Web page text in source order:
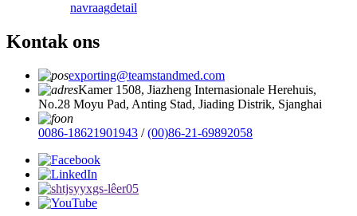
navraagdetail
Kontak ons
exporting@teamstandmed.com
Kamer 1508, Jiazheng Internasionale Herehuis,
No.28 Moyu Pad, Anting Stad, Jiading Distrik, Sjanghai
0086-18621901943 /(00)86-21-69892058